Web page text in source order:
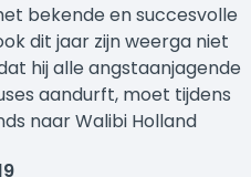
bekende en succesvolle
dit jaar zijn weerga niet
hij alle angstaanjagende
aandurft, moet tijdens
naar Walibi Holland